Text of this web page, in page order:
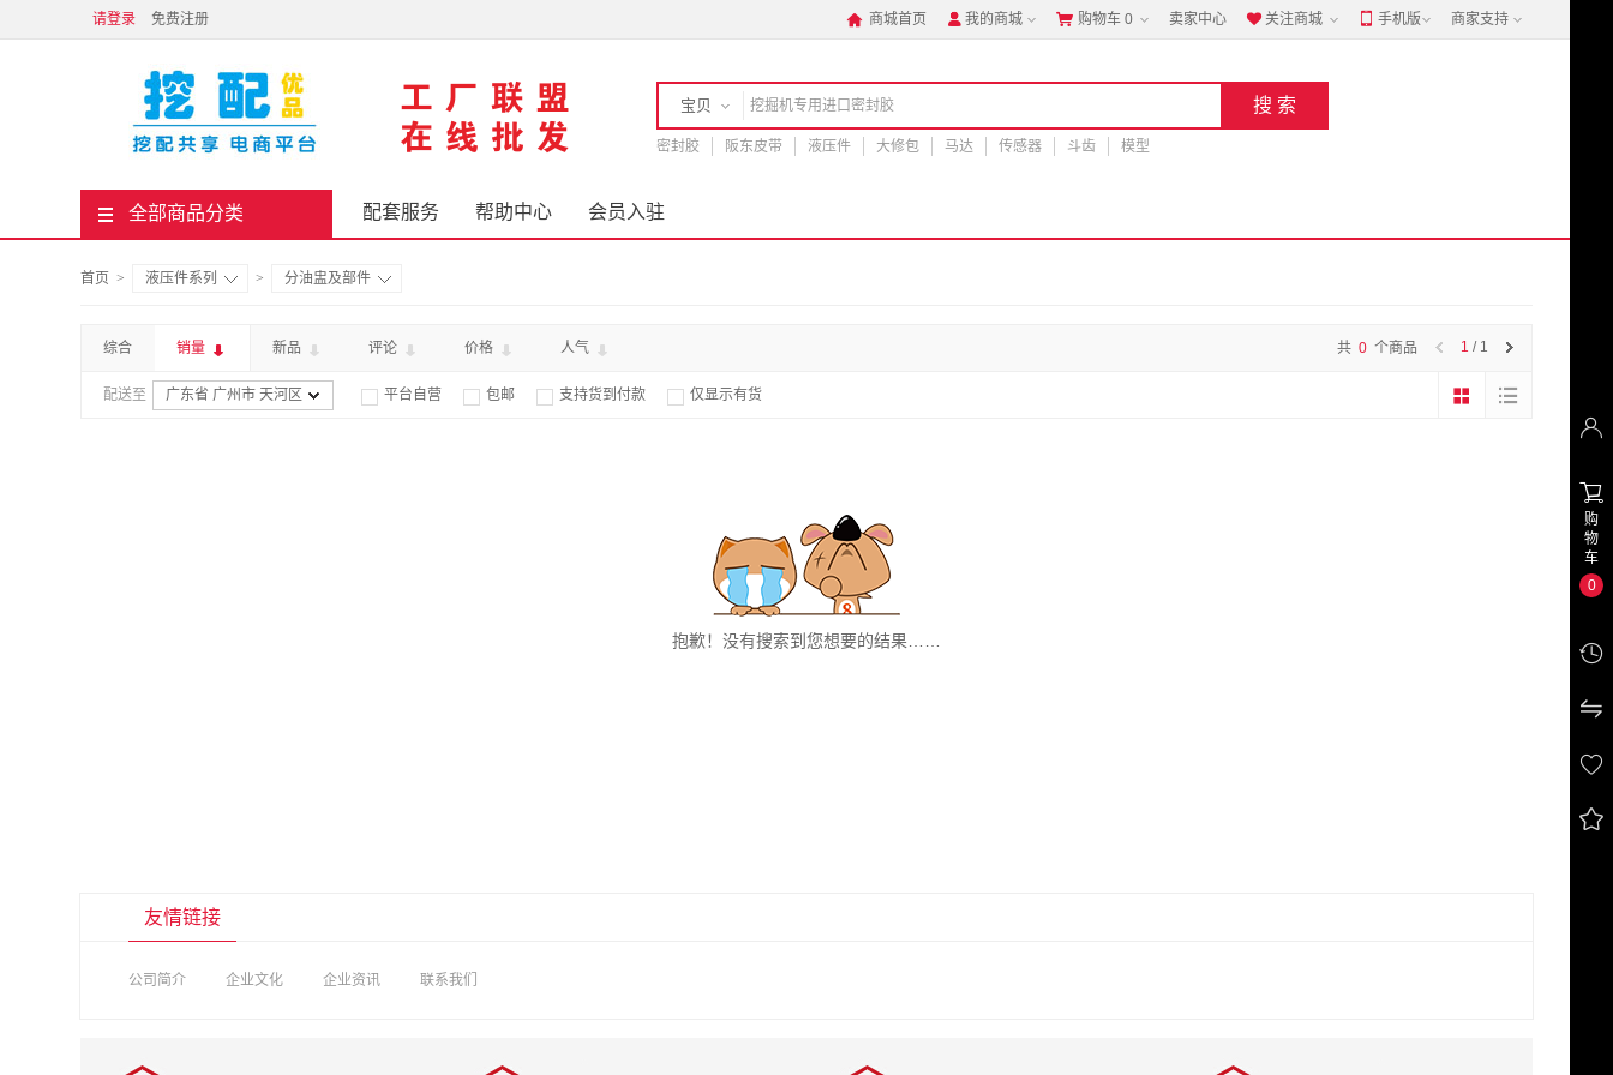
请登录 免费注册  商城首页  我的商城  购物车 0 卖家中心 关注商城 手机版 商家支持
宝贝
店铺
密封胶 阪东皮带 液压件 大修包 马达 传感器 斗齿 模型
全部商品分类 配套服务 帮助中心 会员入驻
首页 > 液压件系列 > 分油盅及部件
综合 销量 新品 评论 价格 人气 1 / 1
共 0 个商品
配送至 广东省 广州市 天河区 平台自营 包邮 支持货到付款 仅显示有货
抱歉！没有搜索到您想要的结果……


购
物
车
0




友情链接
公司简介 企业文化 企业资讯 联系我们